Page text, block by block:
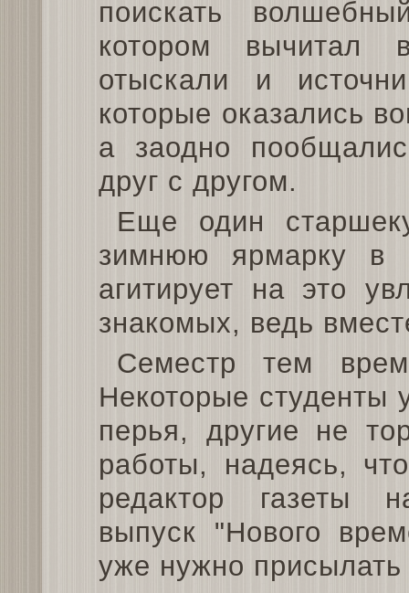
поискать
котором вычитал
отыскали и
которые оказались
а заодно
друг с другом.
Еще один
зимнюю ярмарку в
агитирует на это
знакомых, ведь
Семестр тем
Некоторые студенты
перья, другие не
работы, надеясь,
редактор газеты
выпуск "Нового
уже нужно присылать